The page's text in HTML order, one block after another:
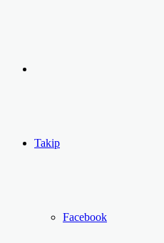
...
Ol
Takip
Facebook